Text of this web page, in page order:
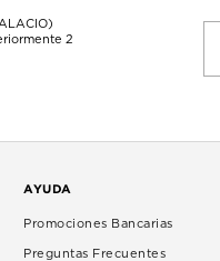
2
AYUDA
Promociones Bancarias
Preguntas Frecuentes